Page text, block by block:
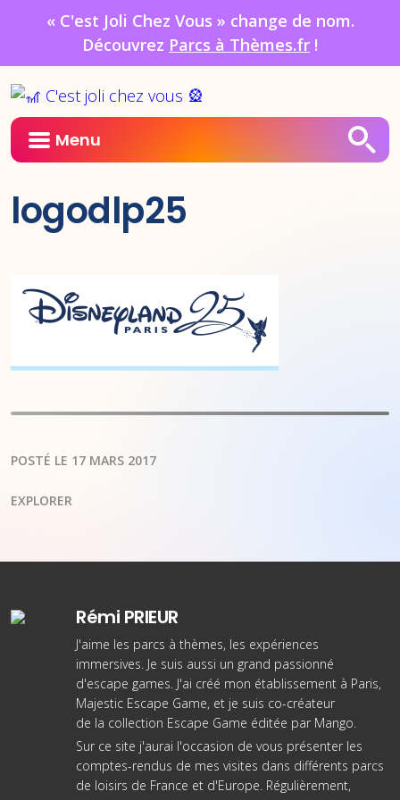
« C'est Joli Chez Vous » change de nom.
Découvrez Parcs à Thèmes.fr !
Menu
logodlp25
POSTÉ LE 17 MARS 2017
EXPLORER
Rémi PRIEUR
J'aime les parcs à thèmes, les expériences
immersives. Je suis aussi un grand passionné
d'escape games. J'ai créé mon établissement à Paris,
Majestic Escape Game, et je suis co-créateur
de la collection Escape Game éditée par Mango.
Sur ce site j'aurai l'occasion de vous présenter les
comptes-rendus de mes visites dans différents parcs
de loisirs de France et d'Europe. Régulièrement,